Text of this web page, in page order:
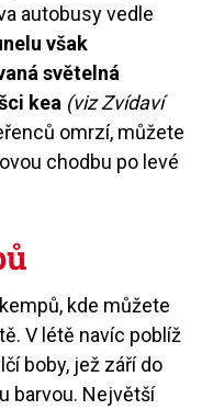
autobusy vedle
však
světelná
kea (viz Zvídaví
omrzí, můžete
chodbu po levé
kde můžete
V létě navíc poblíž
boby, jež září do
barvou. Největší